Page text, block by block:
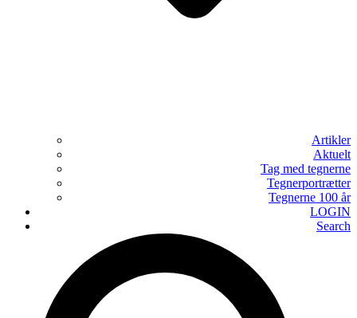
Artikler
Aktuelt
Tag med tegnerne
Tegnerportrætter
Tegnerne 100 år
LOGIN
Search